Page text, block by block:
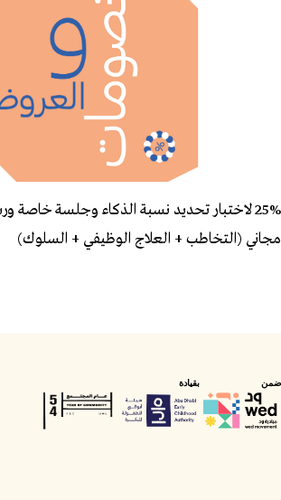
25% لاختبار تحديد نسبة الذكاء وجلسة خاصة
مجاني (التخاطب + العلاج الوظيفي + السلوك)
ضمن بقيادة